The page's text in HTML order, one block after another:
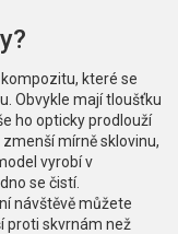
které se
Obvykle mají tloušťku
ho opticky prodlouží
mírně sklovinu,
vyrobí v
se čistí.
návštěvě můžete
proti skvrnám než